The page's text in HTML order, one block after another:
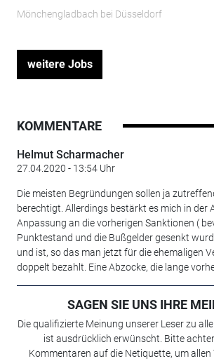
Mönchengladbach bei Düsseldorf
weitere Jobs
KOMMENTARE
Helmut Scharmacher
27.04.2020 - 13:54 Uhr
Die meisten Begründungen sollen ja
berechtigt. Allerdings bestärkt es mich in der
Anpassung an die vorherigen Sanktionen (
Punktestand und die Bußgelder gesenkt
und ist, so das man jetzt für die ehemaligen
doppelt bezahlt. Eine Abzocke, die lange
SAGEN SIE UNS IHRE
Die qualifizierte Meinung unserer Leser zu
ist ausdrücklich erwünscht. Bitte
Kommentaren auf die Netiquette, um allen